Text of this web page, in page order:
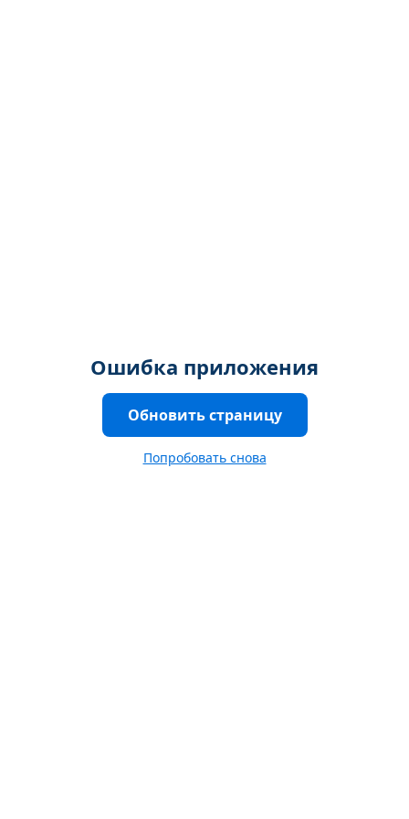
Ошибка приложения
Обновить страницу
Попробовать снова